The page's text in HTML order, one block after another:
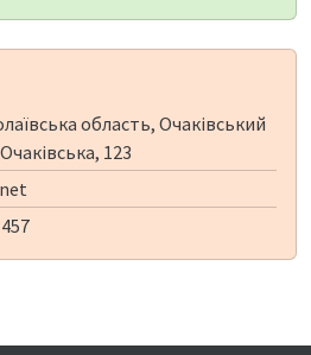
область, Очаківський
123